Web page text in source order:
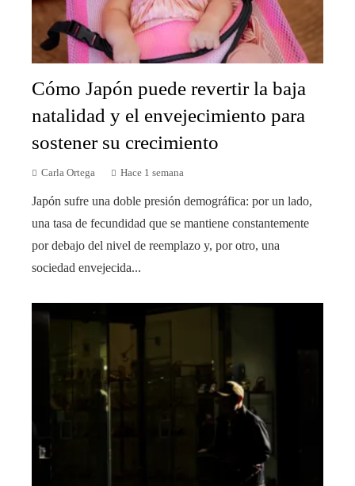
Cómo Japón puede revertir la baja
natalidad y el envejecimiento para
sostener su crecimiento
Carla Ortega Hace 1 semana
Japón sufre una doble presión demográfica: por un lado,
una tasa de fecundidad que se mantiene constantemente
por debajo del nivel de reemplazo y, por otro, una
sociedad envejecida...